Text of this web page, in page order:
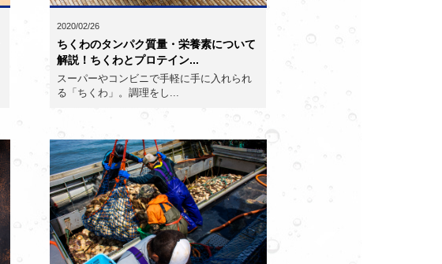
2020/02/26
ちくわのタンパク質量・栄養素について
解説！ちくわとプロテイン...
スーパーやコンビニで手軽に手に入れられ
る「ちくわ」。調理をし...